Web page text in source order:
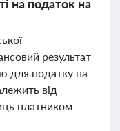
на податок на
результат
для податку на
від
платником